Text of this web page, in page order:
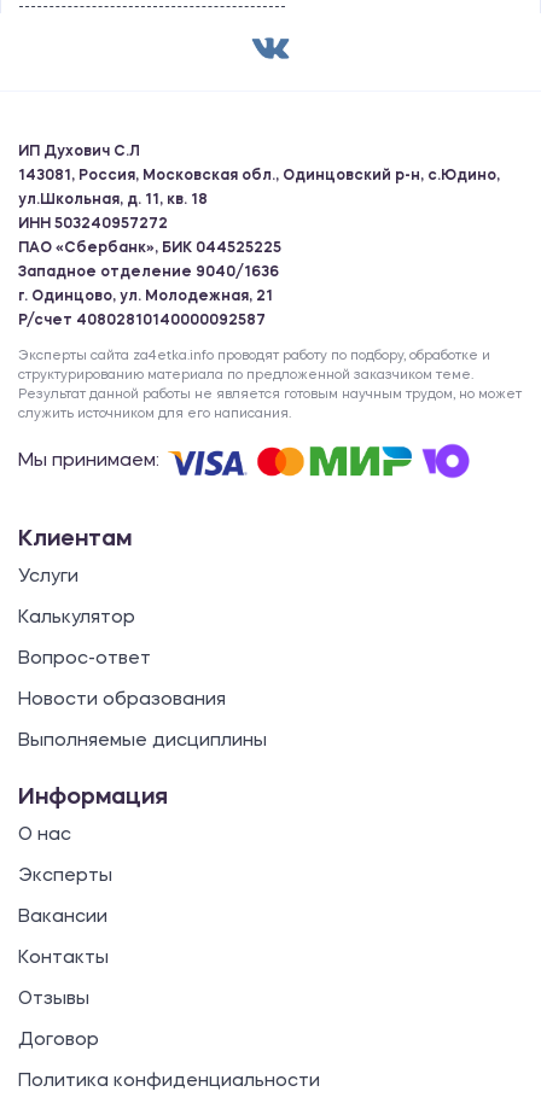
ИП Духович С.Л
143081, Россия, Московская обл., Одинцовский р-н, с.Юдино,
ул.Школьная, д. 11, кв. 18
ИНН 503240957272
ПАО «Сбербанк», БИК 044525225
Западное отделение 9040/1636
г. Одинцово, ул. Молодежная, 21
Р/счет 40802810140000092587
Эксперты сайта za4etka.info проводят работу по подбору, обработке и
структурированию материала по предложенной заказчиком теме.
Результат данной работы не является готовым научным трудом, но может
служить источником для его написания.
Мы принимаем:
Клиентам
Услуги
Калькулятор
Вопрос-ответ
Новости образования
Выполняемые дисциплины
Информация
О нас
Эксперты
Вакансии
Контакты
Отзывы
Договор
Политика конфиденциальности